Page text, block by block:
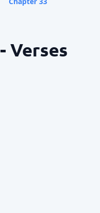
Verses